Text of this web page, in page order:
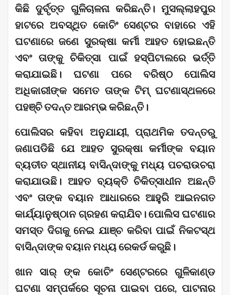
କିଛି ଦୁର୍ବୃତ୍ତ ଗୁଳିଚାଳନା କରିଛନ୍ତି। ମୁସଲ୍ଲାହପୁର
ହାଟରେ ଅବସ୍ଥିତ କୋଚିଂ ସେଣ୍ଟର ବାହାରେ ଏହି
ଘଟଣାରେ ଜଣେ ସୁରକ୍ଷା କର୍ମୀ ଆହତ ହୋଇଛନ୍ତି
ଏବଂ ତାଙ୍କୁ ଚିକିତ୍ସା ପାଇଁ ହସ୍ପିଟାଲରେ ଭର୍ତ୍ତି
କରାଯାଇଛି। ଘଟଣା ପରେ ବରିଷ୍ଠ ପୋଲିସ
ଅଧିକାରୀଙ୍କ ସମେତ ତାଙ୍କ ଟିମ୍ ଘଟଣାସ୍ଥଳରେ
ପହଞ୍ଚି ତଦନ୍ତ ଆରମ୍ଭ କରିଛନ୍ତି।
ପୋଲିସର କହିବା ଅନୁଯାୟୀ, ପ୍ରାଥମିକ ତଦନ୍ତରୁ
ଜଣାପଡିଛି ଯେ ଆହତ ସୁରକ୍ଷା କର୍ମୀଙ୍କ ବୟାନ
ବ୍ୟତୀତ ସ୍ଥାନୀୟ ବାସିନ୍ଦାଙ୍କୁ ମଧ୍ୟ ପଚରାଉଚରା
କରାଯାଉଛି। ଆହତ ବ୍ୟକ୍ତି ଚିକିତ୍ସାଧୀନ ଅଛନ୍ତି
ଏବଂ ତାଙ୍କ ବୟାନ ଆଧାରରେ ଆହୁରି ଆଇନଗତ
କାର୍ଯ୍ୟାନୁଷ୍ଠାନ ଗ୍ରହଣ କରାଯିବ। ପୋଲିସ ଘଟଣାର
ସମସ୍ତ ଦିଗକୁ ନେଇ ଯାଞ୍ଚ କରିବା ପାଇଁ ନିକଟସ୍ଥ
ବାସିନ୍ଦାଙ୍କ ବୟାନ ମଧ୍ୟ ରେକର୍ଡ କରୁଛି।
ଖାନ ସାର୍ ଙ୍କ କୋଚିଂ ସେଣ୍ଟରରେ ଗୁଳିକାଣ୍ଡ
ଘଟଣା ସମ୍ପର୍କରେ ସୂଚନା ପାଇବା ପରେ, ପାଟନାର